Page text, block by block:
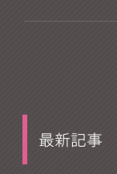
最新記事